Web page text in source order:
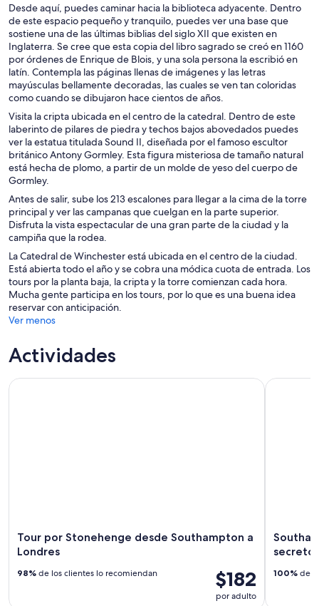
Desde aquí, puedes caminar hacia la biblioteca adyacente. Dentro
de este espacio pequeño y tranquilo, puedes ver una base que
sostiene una de las últimas biblias del siglo XII que existen en
Inglaterra. Se cree que esta copia del libro sagrado se creó en 1160
por órdenes de Enrique de Blois, y una sola persona la escribió en
latín. Contempla las páginas llenas de imágenes y las letras
mayúsculas bellamente decoradas, las cuales se ven tan coloridas
como cuando se dibujaron hace cientos de años.
Visita la cripta ubicada en el centro de la catedral. Dentro de este
laberinto de pilares de piedra y techos bajos abovedados puedes
ver la estatua titulada Sound II, diseñada por el famoso escultor
británico Antony Gormley. Esta figura misteriosa de tamaño natural
está hecha de plomo, a partir de un molde de yeso del cuerpo de
Gormley.
Antes de salir, sube los 213 escalones para llegar a la cima de la torre
principal y ver las campanas que cuelgan en la parte superior.
Disfruta la vista espectacular de una gran parte de la ciudad y la
campiña que la rodea.
La Catedral de Winchester está ubicada en el centro de la ciudad.
Está abierta todo el año y se cobra una módica cuota de entrada. Los
tours por la planta baja, la cripta y la torre comienzan cada hora.
Mucha gente participa en los tours, por lo que es una buena idea
reservar con anticipación.
Ver menos
Actividades
Tour por Stonehenge desde Southampton a
Londres
$182
por adulto
98% de los clientes lo recomiendan
Tour por Stonehenge desde Southampton a Londres
100% de